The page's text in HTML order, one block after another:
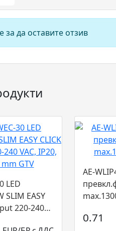
за да оставите отзив
LED
SLIM EASY
220-240
AE-
0.71